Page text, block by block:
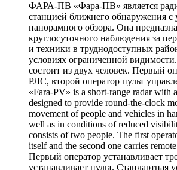
ФАРА-ПВ «Фара-ПВ» является
станцией ближнего обнаружения с
панорамного обзора. Она
круглосуточного наблюдения за
и техники в труднодоступных
условиях ограниченной
состоит из двух человек. Первый
РЛС, второй оператор пульт
«Fara-PV» is a short-range radar with
designed to provide round-the-clock
movement of people and vehicles in
well as in conditions of reduced
consists of two people. The first
itself and the second one carries
Первый оператор устанавливает
устанавливает пульт. Стандартная